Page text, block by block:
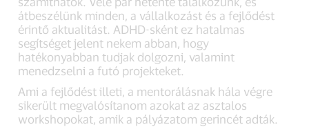
átbeszélünk minden, a vállalkozást és a fejlődést
érintő aktualitást. ADHD-sként ez hatalmas
segítséget jelent nekem abban, hogy
hatékonyabban tudjak dolgozni, valamint
menedzselni a futó projekteket.
Ami a fejlődést illeti, a mentorálásnak hála végre
sikerült megvalósítanom azokat az asztalos
workshopokat, amik a pályázatom gerincét adták.